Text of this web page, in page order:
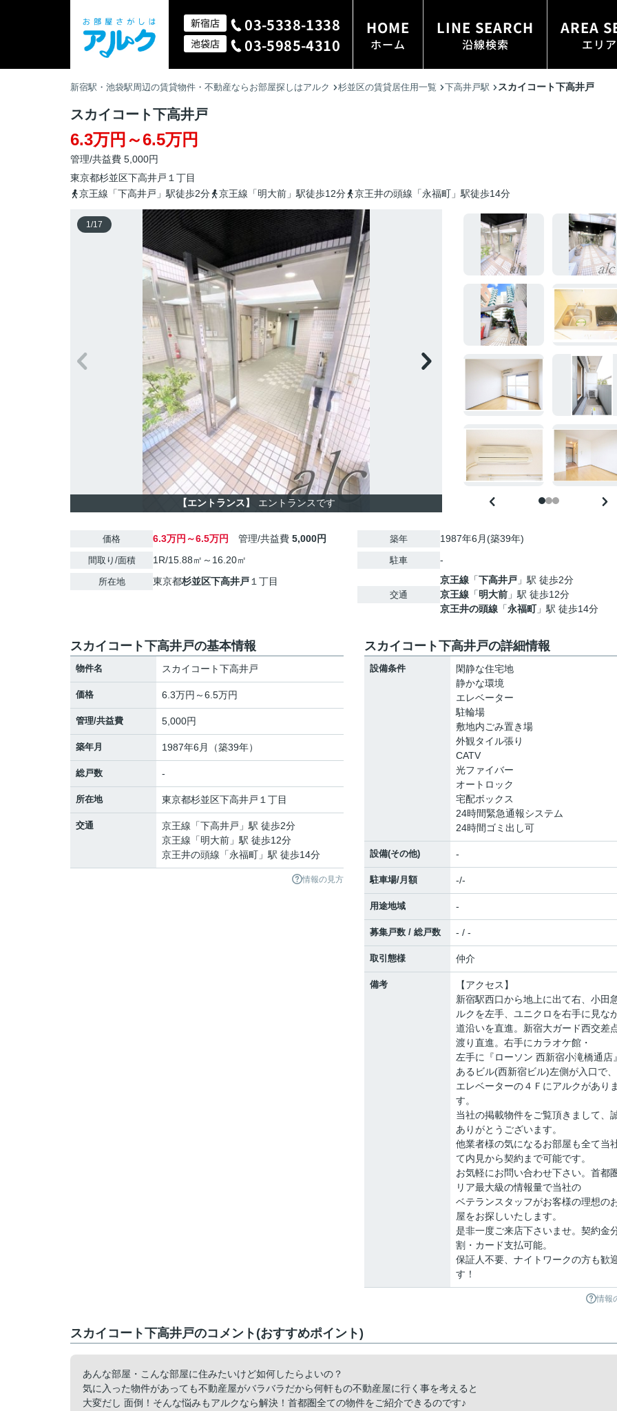
新宿店 03-5338-1338
池袋店 03-5985-4310
HOME
ホーム
LINE SEARCH
沿線検索
AREA
エリ
新宿駅・池袋駅周辺の賃貸物件・不動産ならお部屋探しはアルク 杉並区の賃貸居住用一覧 下高井戸駅 スカイコート下高井戸
スカイコート下高井戸
6.3万円～6.5万円
管理/共益費 5,000円
東京都杉並区下高井戸 １丁目
京王線「下高井戸」駅徒歩2分
京王線「明大前」駅徒歩12分 京王井の頭線「永福町」駅徒歩14分
1/17
【エントランス】 エントランスです
価格 6.3万円～6.5万円 管理/共益費 5,000円
間取り/面積 1R/15.88㎡～16.20㎡
所在地 東京都杉並区下高井戸 １丁目
築年 1987年6月(築39年)
駐車 -
交通
京王線 「下高井戸 」駅 徒歩2分
京王線 「明大前 」駅 徒歩12分
京王井の頭線 「永福町」駅 徒歩14分
スカイコート下高井戸の基本情報
物件名 スカイコート下高井戸
価格 6.3万円～6.5万円
管理/共益費 5,000円
築年月 1987年6月（築39年）
総戸数 -
所在地 東京都杉並区下高井戸 １丁目
交通 京王線 「下高井戸 」駅 徒歩2分
京王線 「明大前 」駅 徒歩12分
京王井の頭線 「永福町 」駅 徒歩14分
情報の見方
スカイコート下高井戸の詳細情報
設備条件
閑静な住宅地
静かな環境
エレベーター
駐輪場
敷地内ごみ置き場
外観タイル張り
CATV
光ファイバー
オートロック
宅配ボックス
24時間緊急通報システム
24時間ゴミ出し可
設備(その他) -
駐車場/月額 -/-
用途地域 -
募集戸数 / 総戸数 - / -
取引態様 仲介
備考
【アクセス】
新宿駅西口から地上に出て右、小田
ルクを左手、ユニクロを右手に見な
道沿いを直進。新宿大ガード西交差
渡り直進。右手にカラオケ館・
左手に『ローソン 西新宿小滝橋通店
あるビル(西新宿ビル)左側が入口で、
エレベーターの４Ｆにアルクがあり
す。
当社の掲載物件をご覧頂きまして、
ありがとうございます。
他業者様の気になるお部屋も全て当
て内見から契約まで可能です。
お気軽にお問い合わせ下さい。首都
リア最大級の情報量で当社の
ベテランスタッフがお客様の理想の
屋をお探しいたします。
是非一度ご来店下さいませ。契約金
割・カード支払可能。
保証人不要、ナイトワークの方も歓
す！
情報
スカイコート下高井戸のコメント(おすすめポイント)
あんな部屋・こんな部屋に住みたいけど如何したらよいの？
気に入った物件があっても不動産屋がバラバラだから何軒もの不動産屋に行く事を考えると
大変だし 面倒！そんな悩みもアルクなら解決！首都圏全ての物件をご紹介できるのです♪